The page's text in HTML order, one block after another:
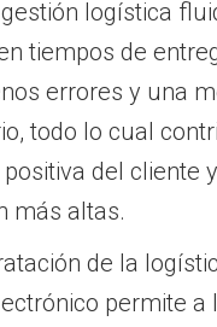
logística
tiempos de
errores y una
todo lo cual
del cliente
más altas.
de la
permite a